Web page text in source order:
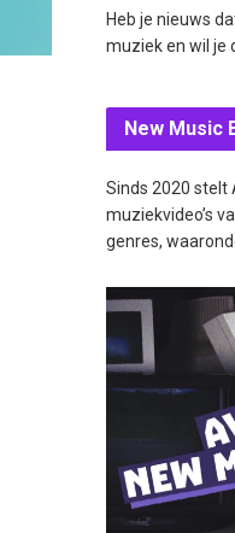
Heb je nieuws
muziek en wil je
New Music
Sinds 2020 stelt
muziekvideo’s
genres,